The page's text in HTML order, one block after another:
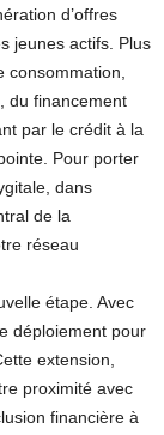
d’offres
jeunes actifs. Plus
consommation,
du financement
par le crédit à la
Pour porter
dans
de la
réseau
étape. Avec
déploiement pour
extension,
proximité avec
financière à